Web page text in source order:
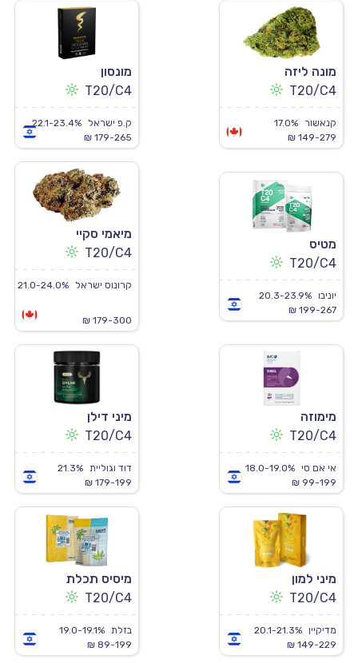
מונה ליזה
T20/C4
קנאשור
17.0%
149-279 ₪
מונסון
T20/C4
ק.פ ישראל
22.1-23.4%
179-265 ₪
מטיס
T20/C4
יוניבו
20.3-23.9%
199-267 ₪
מיאמי סקיי
T20/C4
קרונוס ישראל 21.0-24.0%
179-300 ₪
מימוזה
T20/C4
אי אם סי
18.0-19.0%
99-199 ₪
מיני דילן
T20/C4
דוד וגוליית 21.3%
179-199 ₪
מיני למון
T20/C4
מדיקיין
20.1-21.3%
149-229 ₪
מיסיס תכלת
T20/C4
בזלת 19.0-19.1%
89-199 ₪